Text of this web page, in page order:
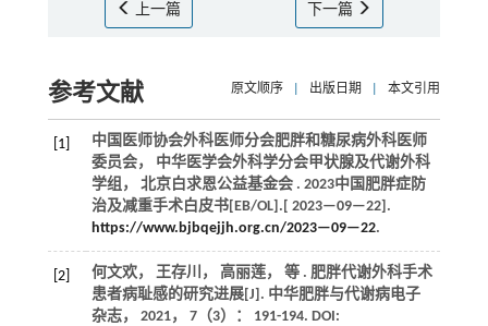
上一篇 下一篇
参考文献 原文顺序 出版日期 本文引用
[1]
中国医师协会外科医师分会肥胖和糖尿病外科医师
委员会， 中华医学会外科学分会甲状腺及代谢外科
学组， 北京白求恩公益基金会 . 2023中国肥胖症防
治及减重手术白皮书[EB/OL].[ 2023—09—22].
https://www.bjbqejjh.org.cn/2023—09—22.
[2] 何文欢， 王存川， 高丽莲， 等. 肥胖代谢外科手术
患者病耻感的研究进展[J]. 中华肥胖与代谢病电子
杂志， 2021， 7（3）： 191-194. DOI: